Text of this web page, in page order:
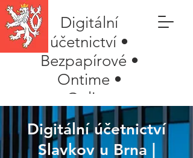
Digitální
účetnictví •
Bezpapírové •
Ontime •
Online
Digitální účetnictví
Slavkov u Brna |